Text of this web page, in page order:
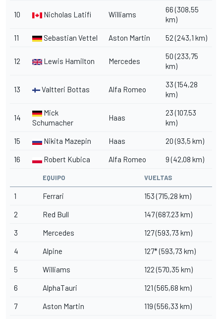
10 Nicholas Latifi Williams
66 (308,55
km)
11 Sebastian Vettel Aston Martin 52 (243,1 km)
12 Lewis Hamilton Mercedes
50 (233,75
km)
13 Valtteri Bottas Alfa Romeo
33 (154,28
km)
14
Mick
Schumacher
Haas
23 (107,53
km)
15 Nikita Mazepin Haas 20 (93,5 km)
16 Robert Kubica Alfa Romeo 9 (42,08 km)
EQUIPO VUELTAS
1 Ferrari 153 (715,28 km)
2 Red Bull 147 (687,23 km)
3 Mercedes 127 (593,73 km)
4 Alpine 127* (593,73 km)
5 Williams 122 (570,35 km)
6 AlphaTauri 121 (565,68 km)
7 Aston Martin 119 (556,33 km)